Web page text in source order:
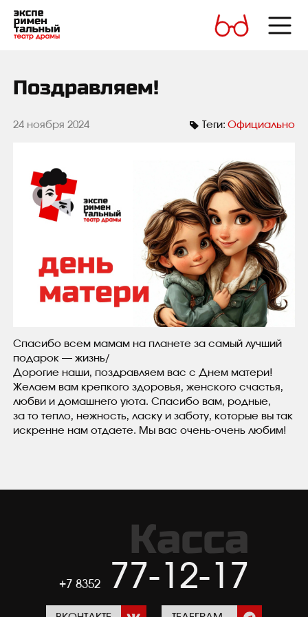
Поздравляем!
24 ноября 2024 Теги: Официально
Спасибо всем мамам на планете за самый лучший
подарок — жизнь/
Дорогие наши, поздравляем вас с Днем матери!
Желаем вам крепкого здоровья, женского счастья,
любви и домашнего уюта. Спасибо вам, родные,
за то тепло, нежность, ласку и заботу, которые вы так
искренне нам отдаете. Мы вас очень-очень любим!
Касса
+7 8352 77-12-17